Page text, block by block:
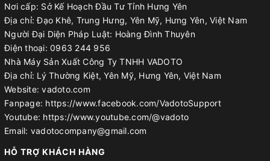
Nơi cấp: Sở Kế Hoạch Đầu Tư Tỉnh Hưng Yên
Địa chỉ: Đạo Khê, Trung Hưng, Yên Mỹ, Hưng Yên, Việt Nam
Người Đại Diện Pháp Luật: Hoàng Đình Thuyên
Điện thoại: 0963 244 956
Nhà Máy Sản Xuất Công Ty TNHH VADOTO
Địa chỉ: Lý Thường Kiệt, Yên Mỹ, Hưng Yên, Việt Nam
Website: vadoto.com
Fanpage: https://www.facebook.com/VadotoSupport
Youtube: https://www.youtube.com/@vadoto
Email: vadotocompany@gmail.com
HỖ TRỢ KHÁCH HÀNG